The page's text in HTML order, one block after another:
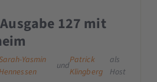
127 mit
Yasmin
und
Patrick
Klingberg
als
Host